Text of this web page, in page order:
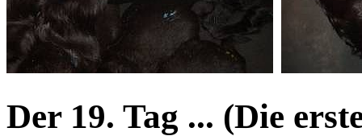
Der 19. Tag ... (Die